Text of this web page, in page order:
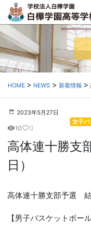
HOME NEWS 新着情報
2023年5月27日
女子バ
visibility10favorite_border0
高体連十勝
日）
高体連十勝支部予選
【男子バスケットボール